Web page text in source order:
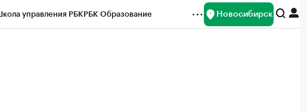
управления РБКРБК Образование Новосибирск